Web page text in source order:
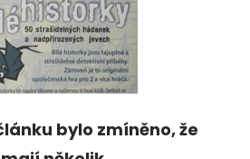
bylo zmíněno, že